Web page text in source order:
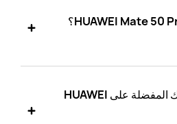
كيف يمكنك تنزيل تطبيقاتك المفضلة على HUAWEI